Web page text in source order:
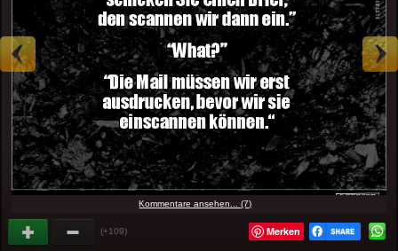
Kommentare ansehen... (7)
(+109) Merken